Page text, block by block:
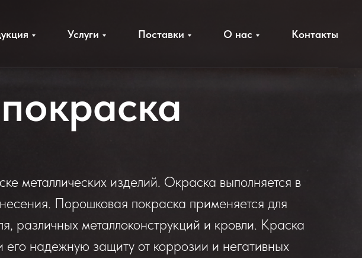
Услуги Поставки О нас Контакты
металлических изделий. Окраска выполняется в
Порошковая покраска применяется для
различных металлоконструкций и кровли. Краска
надежную защиту от коррозии и негативных